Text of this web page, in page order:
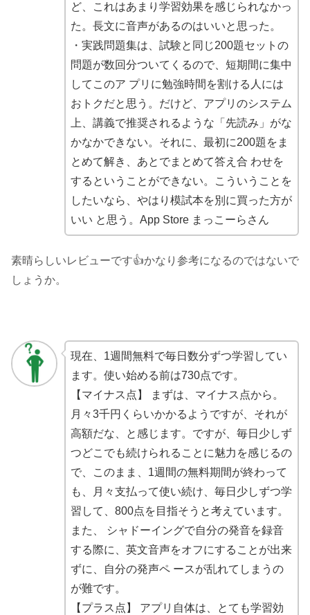
ど、これはあまり学習効果を感じられなかっ
た。長文に音声があるのはいいと思った。
・実践問題集は、試験と同じ200題セットの
問題が数回分ついてくるので、短期間に集中
してこのア プリに勉強時間を割ける人には
おトクだと思う。だけど、アプリのシステム
上、講義で推奨されるような「先読み」がな
かなかできない。それに、最初に200題をま
とめて解き、あとでまとめて答え合 わせを
するということができない。こういうことを
したいなら、やはり模試本を別に買った方が
いい と思う。App Store まっこーらさん
素晴らしいレビューです👍かなり参考になるのではないで
しょうか。
現在、1週間無料で毎日数分ずつ学習してい
ます。使い始める前は730点です。
【マイナス点】 まずは、マイナス点から。
月々3千円くらいかかるようですが、それが
高額だな、と感じます。ですが、毎日少しず
つどこでも続けられることに魅力を感じるの
で、このまま、1週間の無料期間が終わって
も、月々支払って使い続け、毎日少しずつ学
習して、800点を目指そうと考えています。
また、 シャドーイングで自分の発音を録音
する際に、英文音声をオフにすることが出来
ずに、自分の発声ペ ースが乱れてしまうの
が難です。
【プラス点】 アプリ自体は、とても学習効